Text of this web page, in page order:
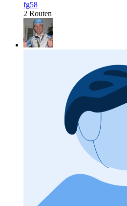
fg58
2 Routen